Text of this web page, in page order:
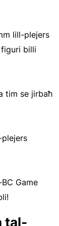
lill-plejers
billi
tim se jirbaħ
Game
tal-